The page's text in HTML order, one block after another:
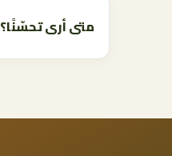
متى أرى تحسّنًا؟